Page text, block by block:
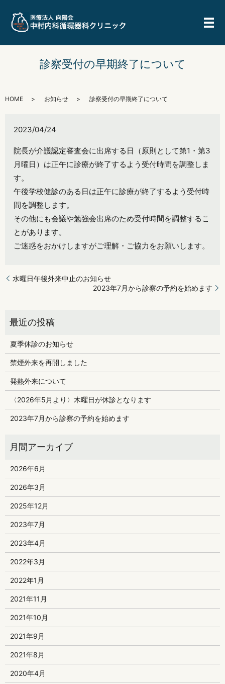
メ
診察受付の早期終了について
HOME お知らせ 診察受付の早期終了について
2023/04/24
院長が介護認定審査会に出席する日（原則として第1・第3
月曜日）は正午に診療が終了するよう受付時間を調整しま
す。
午後学校健診のある日は正午に診療が終了するよう受付時
間を調整します。
その他にも会議や勉強会出席のため受付時間を調整するこ
とがあります。
ご迷惑をおかけしますがご理解・ご協力をお願いします。
水曜日午後外来中止のお知らせ
2023年7月から診察の予約を始めます
夏季休診のお知らせ
禁煙外来を再開しました
発熱外来について
〈2026年5月より〉木曜日が休診となります
2023年7月から診察の予約を始めます
2026年6月
2026年3月
2025年12月
2023年7月
2023年4月
2022年3月
2022年1月
2021年11月
2021年10月
2021年9月
2021年8月
2020年4月